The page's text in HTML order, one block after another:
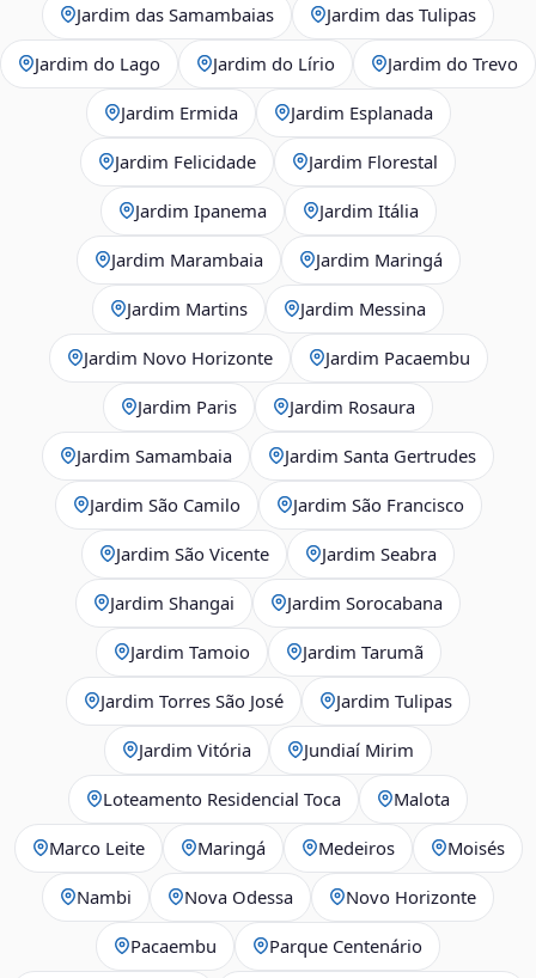
Jardim das Samambaias Jardim das Tulipas
Jardim do Lago Jardim do Lírio Jardim do Trevo
Jardim Ermida Jardim Esplanada
Jardim Felicidade Jardim Florestal
Jardim Ipanema Jardim Itália
Jardim Marambaia Jardim Maringá
Jardim Martins Jardim Messina
Jardim Novo Horizonte Jardim Pacaembu
Jardim Paris Jardim Rosaura
Jardim Samambaia Jardim Santa Gertrudes
Jardim São Camilo Jardim São Francisco
Jardim São Vicente Jardim Seabra
Jardim Shangai Jardim Sorocabana
Jardim Tamoio Jardim Tarumã
Jardim Torres São José Jardim Tulipas
Jardim Vitória Jundiaí Mirim
Loteamento Residencial Toca Malota
Marco Leite Maringá Medeiros Moisés
Nambi Nova Odessa Novo Horizonte
Pacaembu Parque Centenário